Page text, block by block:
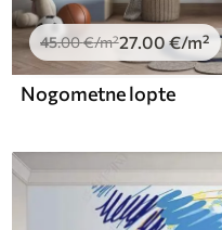
45.00€/m²27.00€/m²
Nogometne lopte